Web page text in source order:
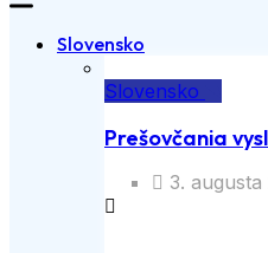
Slovensko
Slovensko
Prešovčania
3. augusta